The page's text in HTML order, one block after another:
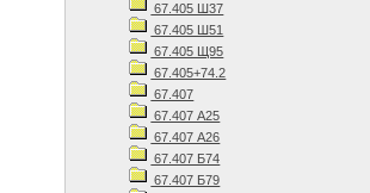
67.405 Ш37
67.405 Ш51
67.405 Щ95
67.405+74.2
67.407
67.407 А25
67.407 А26
67.407 Б74
67.407 Б79